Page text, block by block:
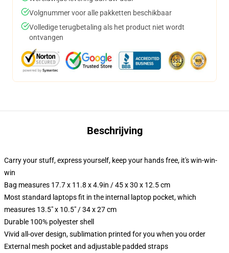
Volgnummer voor alle pakketten beschikbaar
Volledige terugbetaling als het product niet wordt
ontvangen
Beschrijving
Carry your stuff, express yourself, keep your hands free, it's win-win-
win
Bag measures 17.7 x 11.8 x 4.9in / 45 x 30 x 12.5 cm
Most standard laptops fit in the internal laptop pocket, which
measures 13.5" x 10.5" / 34 x 27 cm
Durable 100% polyester shell
Vivid all-over design, sublimation printed for you when you order
External mesh pocket and adjustable padded straps